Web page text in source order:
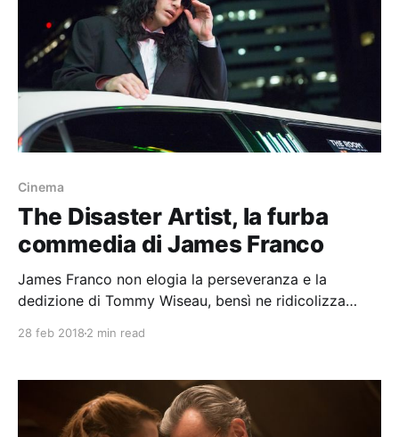
Cinema
The Disaster Artist, la furba
commedia di James Franco
James Franco non elogia la perseveranza e la
dedizione di Tommy Wiseau, bensì ne ridicolizza
28 feb 2018 2 min read